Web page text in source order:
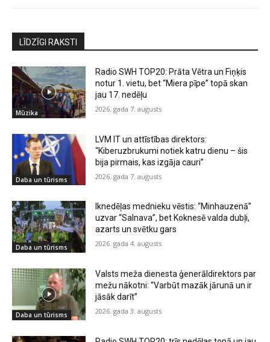
LĪDZĪGI RAKSTI
Mūzika
Radio SWH TOP20: Prāta Vētra un Fiņķis
notur 1. vietu, bet “Miera pīpe” topā skan
jau 17. nedēļu
2026. gada 7. augusts
Daba un tūrisms
LVM IT un attīstības direktors:
“Kiberuzbrukumi notiek katru dienu – šis
bija pirmais, kas izgāja cauri”
2026. gada 7. augusts
Daba un tūrisms
Iknedēļas mednieku vēstis: “Minhauzenā”
uzvar “Salnava”, bet Koknesē valda dubļi,
azarts un svētku gars
2026. gada 4. augusts
Daba un tūrisms
Valsts meža dienesta ģenerāldirektors par
mežu nākotni: “Varbūt mazāk jārunā un ir
jāsāk darīt”
2026. gada 3. augusts